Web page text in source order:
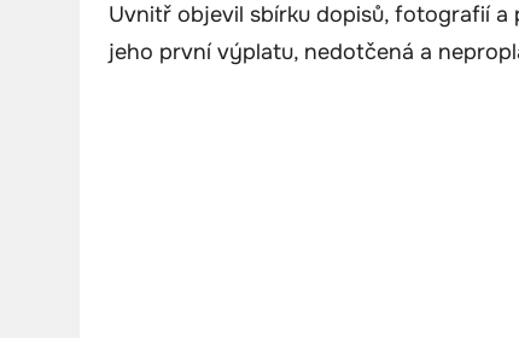
Uvnitř objevil sbírku dopisů, fotografií a
jeho první výplatu, nedotčená a